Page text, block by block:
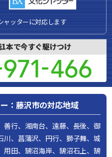
ャッターに対応します
1本で今すぐ駆けつけ
：藤沢市の対応地域
善行、湘南台、遠藤、長後、御
川、菖蒲沢、円行、獅子舞、城
用田、鵠沼海岸、鵠沼石上、鵠